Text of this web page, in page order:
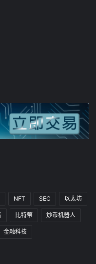
NFT SEC 以太坊
比特幣 炒币机器人
金融科技